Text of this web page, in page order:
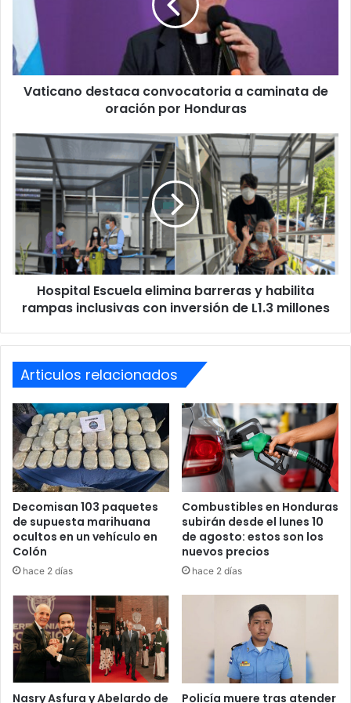
desconocer cuántas denuncias existen en su contra. “Eso
se puede ver en el sistema, y hay que recordar que
durante las vacaciones se presentaron muchas
denuncias”, agregó.
Zelaya subrayó que los requerimientos fiscales “no tienen
por qué personalizarse” y que se actuará conforme a la
ley, sea quien sea el implicado.
“Al Ministerio Público nadie lo va a sorprender, ni con
caminata
oración
por
Honduras
Vaticano destaca convocatoria a caminata de
oración por Honduras
Hospital
Escuela
elimina
barreras
rampas
inclusivas
con
inversión
de
Hospital Escuela elimina barreras y habilita
rampas inclusivas con inversión de L1.3 millones
Articulos relacionados
Decomisan 103 paquetes
de supuesta marihuana
ocultos en un vehículo en
Colón
hace 2 días
Combustibles en Honduras
subirán desde el lunes 10
de agosto: estos son los
nuevos precios
hace 2 días
Nasry Asfura y Abelardo de Policía muere tras atender